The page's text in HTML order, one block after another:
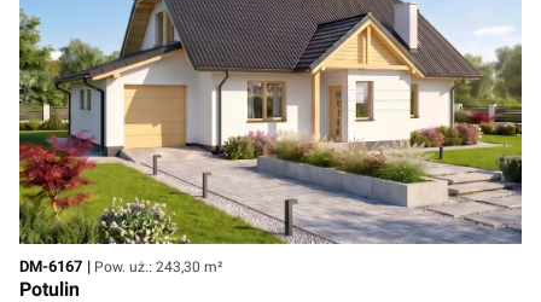
Kod
DM-6167 Powierzchnia użytkowa
Pow. uż.: 243,30 m²
Potulin